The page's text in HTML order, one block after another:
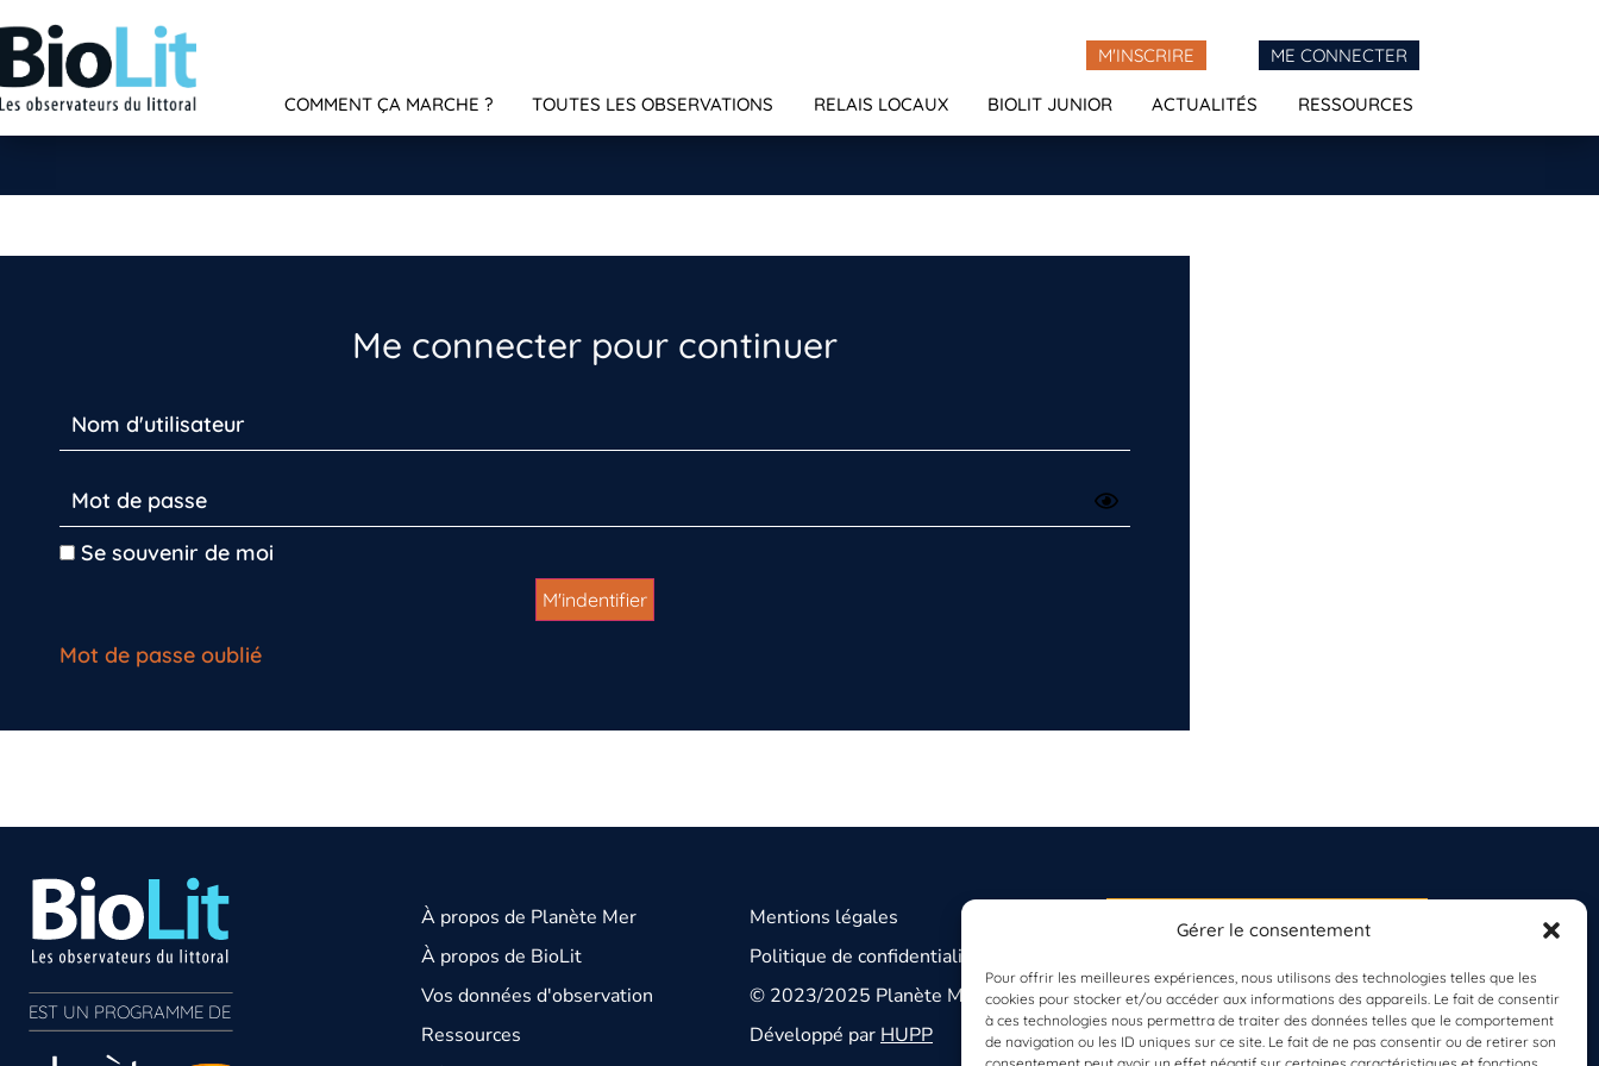
Gérer le consentement
Pour offrir les meilleures expériences, nous utilisons des technologies telles que les
cookies pour stocker et/ou accéder aux informations des appareils. Le fait de consentir
à ces technologies nous permettra de traiter des données telles que le comportement
de navigation ou les ID uniques sur ce site. Le fait de ne pas consentir ou de retirer son
M'INSCRIRE ME CONNECTER
COMMENT ÇA MARCHE ? TOUTES LES OBSERVATIONS RELAIS LOCAUX BIOLIT JUNIOR ACTUALITÉS RESSOURCES
Me connecter pour continuer
Se souvenir de moi
Mot de passe oublié
EST UN PROGRAMME DE
À propos de Planète Mer
À propos de BioLit
Vos données d'observation
Ressources
Mentions légales
Politique de confidentialité
© 2023/2025 Planète Mer
Développé parHUPP
S'INSCRIRE À LA
PLANÈTE MER